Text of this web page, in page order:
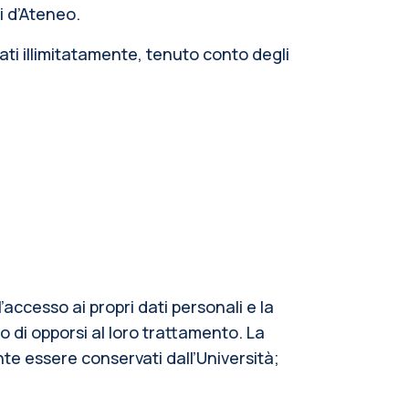
illimitatamente, tenuto conto degli
ai propri dati personali e la
di opporsi al loro trattamento. La
essere conservati dall’Università;